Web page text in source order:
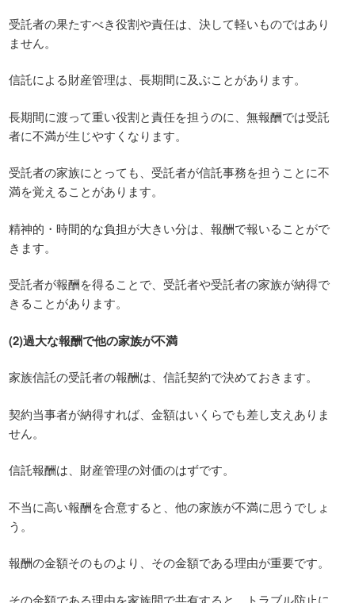
受託者の果たすべき役割や責任は、決して軽いものではあり
ません。
信託による財産管理は、長期間に及ぶことがあります。
長期間に渡って重い役割と責任を担うのに、無報酬では受託
者に不満が生じやすくなります。
受託者の家族にとっても、受託者が信託事務を担うことに不
満を覚えることがあります。
精神的・時間的な負担が大きい分は、報酬で報いることがで
きます。
受託者が報酬を得ることで、受託者や受託者の家族が納得で
きることがあります。
(2)過大な報酬で他の家族が不満
家族信託の受託者の報酬は、信託契約で決めておきます。
契約当事者が納得すれば、金額はいくらでも差し支えありま
せん。
信託報酬は、財産管理の対価のはずです。
不当に高い報酬を合意すると、他の家族が不満に思うでしょ
う。
報酬の金額そのものより、その金額である理由が重要です。
その金額である理由を家族間で共有すると、トラブル防止に